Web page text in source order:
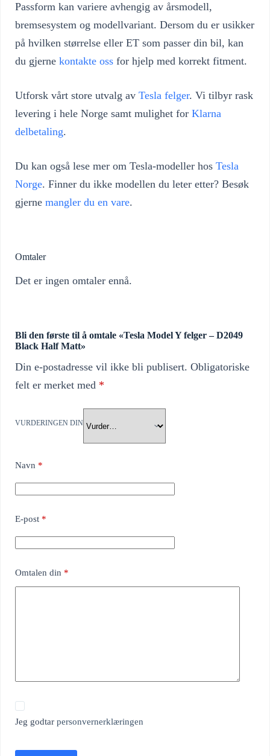
Passform kan variere avhengig av årsmodell,
bremsesystem og modellvariant. Dersom du er usikker
på hvilken størrelse eller ET som passer din bil, kan
du gjerne kontakte oss for hjelp med korrekt fitment.
Utforsk vårt store utvalg av Tesla felger. Vi tilbyr rask
levering i hele Norge samt mulighet for Klarna
delbetaling.
Du kan også lese mer om Tesla-modeller hos Tesla
Norge. Finner du ikke modellen du leter etter? Besøk
gjerne mangler du en vare.
Omtaler
Det er ingen omtaler ennå.
Bli den første til å omtale «Tesla Model Y felger – D2049
Black Half Matt»
Din e-postadresse vil ikke bli publisert. Obligatoriske
felt er merket med *
VURDERINGEN DIN
Navn *
E-post *
Omtalen din *
Jeg godtar personvernerklæringen